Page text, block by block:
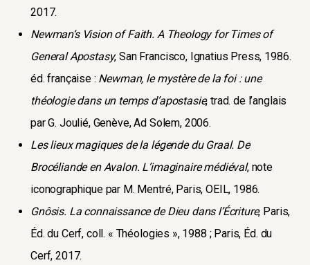
2017.
Newman‘s Vision of Faith. A Theology for Times of
General Apostasy, San Francisco, Ignatius Press, 1986.
éd. française : Newman, le mystère de la foi : une
théologie dans un temps d’apostasie, trad. de l’anglais
par G. Joulié, Genève, Ad Solem, 2006.
Les lieux magiques de la légende du Graal. De
Brocéliande en Avalon. L’imaginaire médiéval, note
iconographique par M. Mentré, Paris, OEIL, 1986.
Gnôsis. La connaissance de Dieu dans l’Écriture, Paris,
Éd. du Cerf, coll. « Théologies », 1988 ; Paris, Éd. du
Cerf, 2017.